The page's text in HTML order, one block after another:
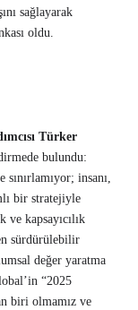
sağlayarak
oldu.
Türker
bulundu:
insanı,
bir stratejiyle
kapsayıcılık
sürdürülebilir
değer yaratma
“2025
biri olmamız ve